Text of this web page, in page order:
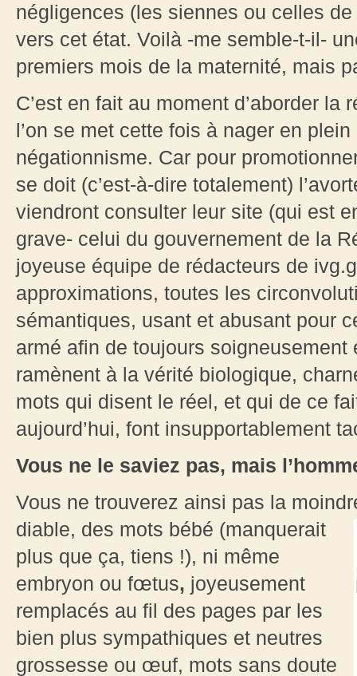
négligences (les siennes ou celles
vers cet état. Voilà -me semble-t-il-
premiers mois de la maternité, mais
C’est en fait au moment d’aborder
l’on se met cette fois à nager en
négationnisme. Car pour
se doit (c’est-à-dire totalement)
viendront consulter leur site (qui est
grave- celui du gouvernement de la
joyeuse équipe de rédacteurs de
approximations, toutes les
sémantiques, usant et abusant pour
armé afin de toujours soigneusement
ramènent à la vérité biologique,
mots qui disent le réel, et qui de ce
aujourd’hui, font insupportablement
Vous ne le saviez pas, mais
Vous ne trouverez ainsi pas la
diable, des mots bébé (manquerait
plus que ça, tiens !), ni même
embryon ou fœtus, joyeusement
remplacés au fil des pages par les
bien plus sympathiques et neutres
grossesse ou œuf, mots sans doute